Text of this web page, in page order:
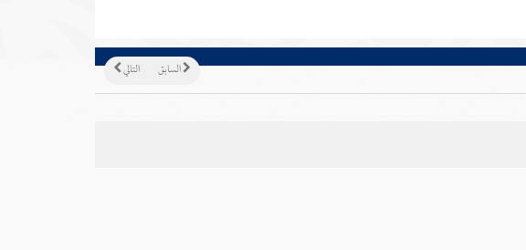
التالي السابق